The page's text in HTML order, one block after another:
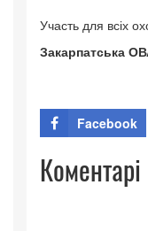
Участь для всіх
Закарпатська
Facebook
Коментарі